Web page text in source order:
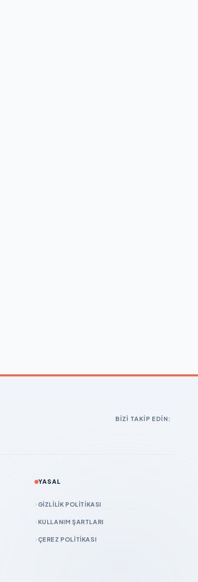
BIZI TAKIP EDIN:
YASAL
GIZLILIK POLITIKASI
KULLANIM ŞARTLARI
ÇEREZ POLITIKASI